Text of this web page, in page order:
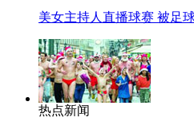
美女主持人直播球赛 被足
热点新闻